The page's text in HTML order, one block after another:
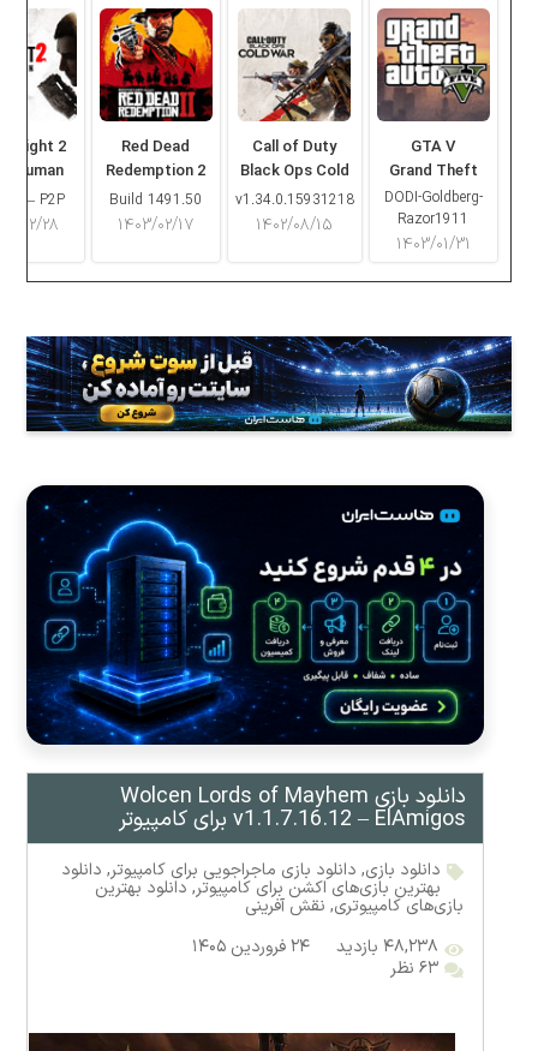
GTA V
Grand Theft
Auto V
DODI-Goldberg-
Razor1911
۱۴۰۳/۰۱/۳۱
Call of Duty
Black Ops Cold
War
v1.34.0.15931218
۱۴۰۲/۰۸/۱۵
Red Dead
Redemption 2
Build 1491.50
۱۴۰۳/۰۲/۱۷
Light 2
Human
– P2P
۱۴۰۳/
دانلود بازی Wolcen Lords of Mayhem
v1.1.7.16.12 – ElAmigos برای کامپیوتر
دانلود بازی, دانلود بازی ماجراجویی برای کامپیوتر, دانلود
بهترین بازی‌های اکشن برای کامپیوتر,دانلود بهترین
بازی‌های کامپیوتری, نقش آفرینی
۴۸,۲۳۸ بازدید
۲۴ فروردین ۱۴۰۵
۶۳ نظر